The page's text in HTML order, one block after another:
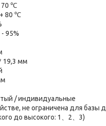
70 ℃
80 ℃
95%
19,3 мм
/ индивидуальные
не ограничена для базы
до высокого: 1、2、3)